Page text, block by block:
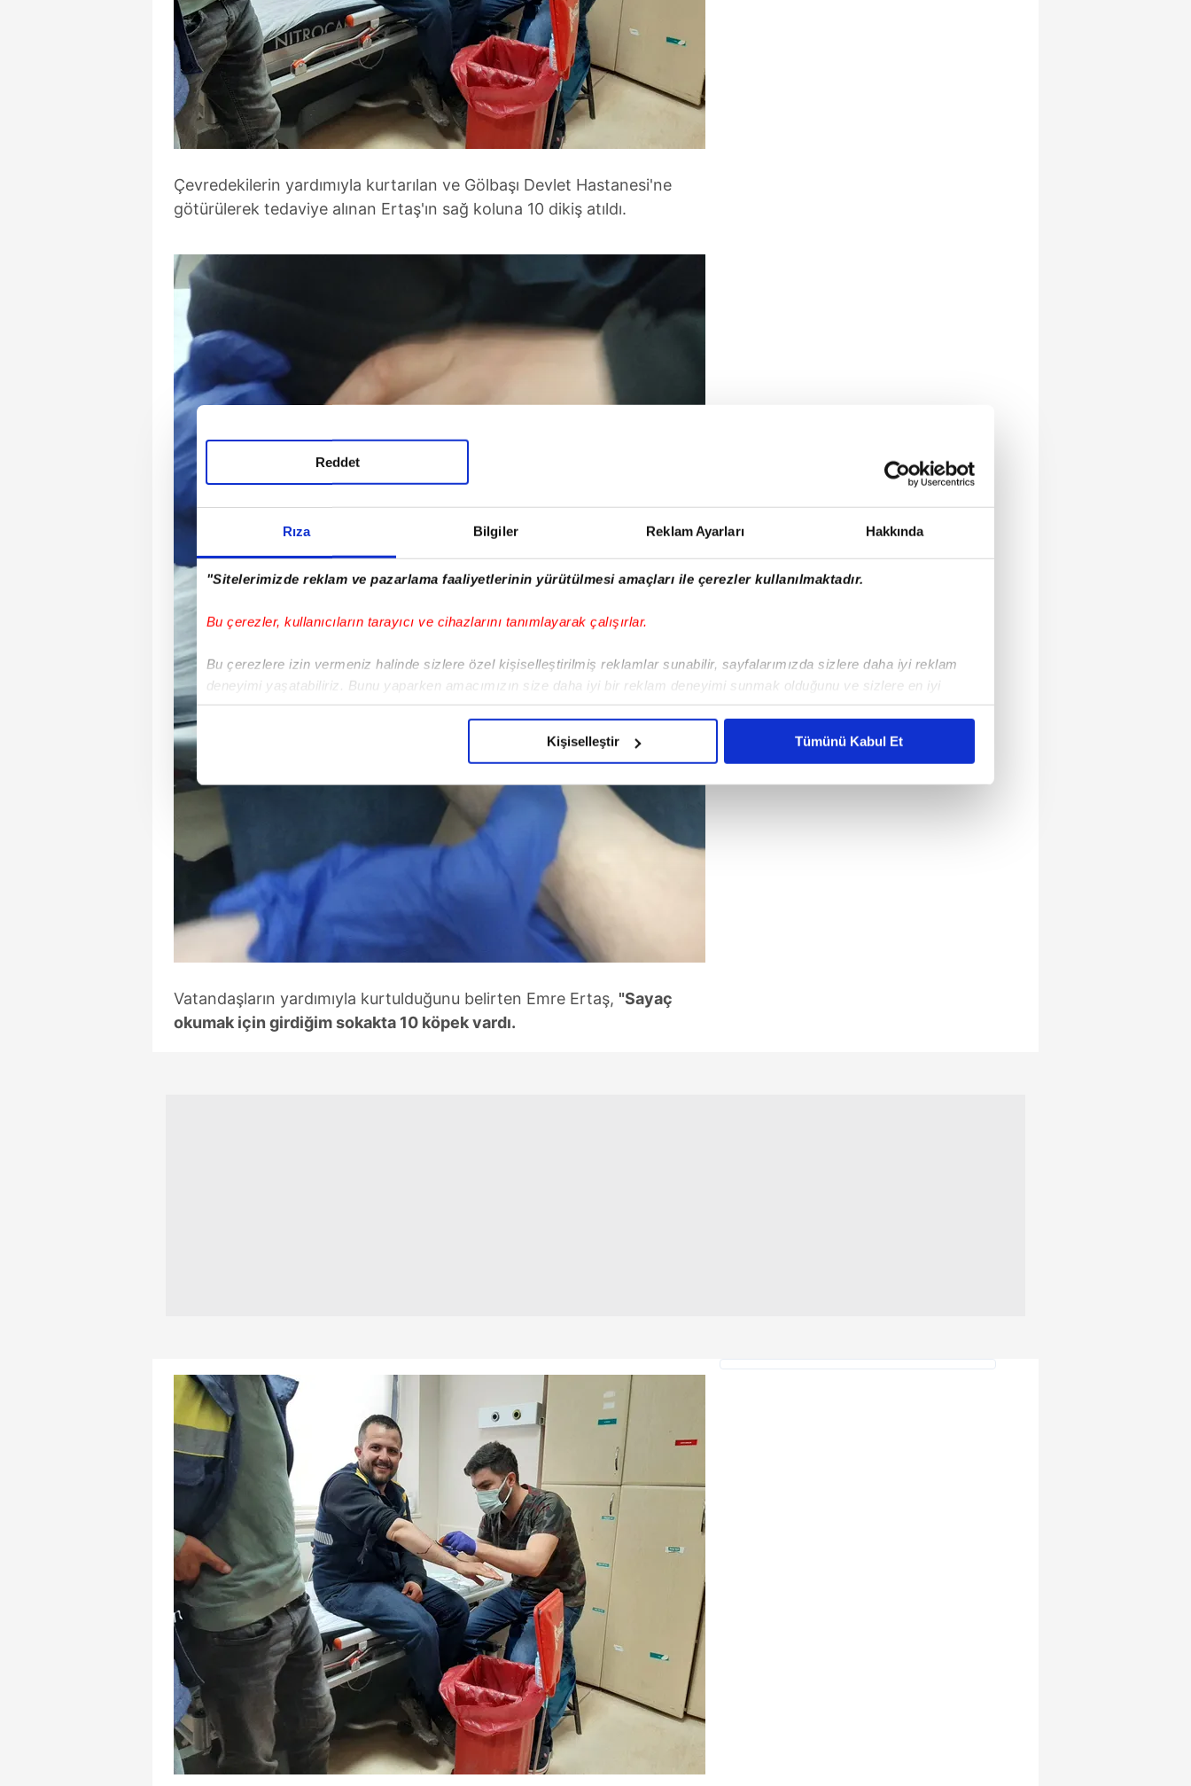
Rıza Bilgiler Reklam Ayarları Hakkında
"Sitelerimizde reklam ve pazarlama faaliyetlerinin yürütülmesi amaçları ile çerezler kullanılmaktadır.
Bu çerezler, kullanıcıların tarayıcı ve cihazlarını tanımlayarak çalışırlar.
Bu çerezlere izin vermeniz halinde sizlere özel kişiselleştirilmiş reklamlar sunabilir, sayfalarımızda sizlere daha iyi reklam
deneyimi yaşatabiliriz. Bunu yaparken amacımızın size daha iyi bir reklam deneyimi sunmak olduğunu ve sizlere en iyi
içerikleri sunabilmek adına elimizden gelen çabayı gösterdiğimizi ve bu noktada, reklamların maliyetlerimizi karşılamak
Sizlere daha iyi bir hizmet sunabilmek için İnternet Sitemizde kendimize ve üçüncü kişilere ait çerezler kullanılmaktadır. Bu
çerezler vasıtasıyla çeşitli kişisel verileriniz işlenmekte olup gerekli olan çerezler bilgi toplumu hizmetlerinin sunulması
amacıyla kullanılmaktadır. Diğer çerezler, sitemizin daha işlevsel kılınması ve kişiselleştirilmesi ve sizlere yönelik
reklam/pazarlama faaliyetlerinin yapılması, amaçlarıyla sınırlı olarak açık rızanız dahilinde kullanılacaktır.
Çerezlere ilişkin tercihlerinizi aşağıda yer alan panel vasıtasıyla belirleyebilirsiniz. Çerezlere ilişkin detaylı bilgi için Ayarlar
butonuna tıklayabilir,Çerez Bilgilendirme Metnimizi ziyaret edebilirsiniz.
mevzuata uygun olarak kullanılan çerezlerle ilgili bilgi almak için lütfentıklayınız
Reddet
Kişiselleştir Tümünü Kabul Et
Çevredekilerin yardımıyla kurtarılan ve Gölbaşı Devlet Hastanesi'ne
götürülerek tedaviye alınan Ertaş'ın sağ koluna 10 dikiş atıldı.
Vatandaşların yardımıyla kurtulduğunu belirten Emre Ertaş, "Sayaç
okumak için girdiğim sokakta 10 köpek vardı.